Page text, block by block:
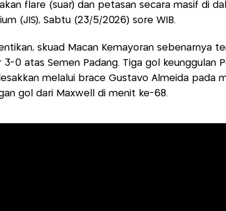
flare (suar) dan petasan secara masif di
(JIS), Sabtu (23/5/2026) sore WIB.
skuad Macan Kemayoran sebenarnya
3-0 atas Semen Padang. Tiga gol keunggulan
melalui brace Gustavo Almeida pada
gol dari Maxwell di menit ke-68.